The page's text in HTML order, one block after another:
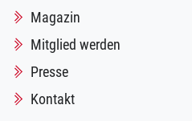
Magazin
Mitglied werden
Presse
Kontakt